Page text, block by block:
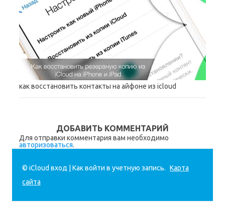
как восстановить контакты на айфоне из icloud
ДОБАВИТЬ КОММЕНТАРИЙ
Для отправки комментария вам необходимо
авторизоваться.
© iCloud вход | Как войти в учетную запись. Карта
сайта